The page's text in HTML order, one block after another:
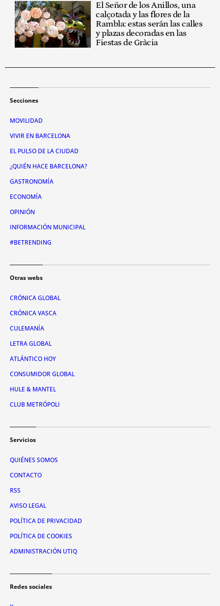
El Señor de los Anillos, una
calçotada y las flores de la
Rambla: estas serán las calles
y plazas decoradas en las
Fiestas de Gràcia
Secciones
MOVILIDAD
VIVIR EN BARCELONA
EL PULSO DE LA CIUDAD
¿QUIÉN HACE BARCELONA?
GASTRONOMÍA
ECONOMÍA
OPINIÓN
INFORMACIÓN MUNICIPAL
#BETRENDING
Otras webs
CRÓNICA GLOBAL
CRÓNICA VASCA
CULEMANÍA
LETRA GLOBAL
ATLÁNTICO HOY
CONSUMIDOR GLOBAL
HULE & MANTEL
CLUB METRÓPOLI
Servicios
QUIÉNES SOMOS
CONTACTO
RSS
AVISO LEGAL
POLÍTICA DE PRIVACIDAD
POLÍTICA DE COOKIES
ADMINISTRACIÓN UTIQ
Redes sociales